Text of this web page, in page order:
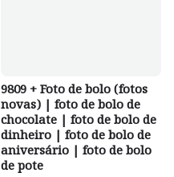
9809 + Foto de bolo (fotos
novas) | foto de bolo de
chocolate | foto de bolo de
dinheiro | foto de bolo de
aniversário | foto de bolo
de pote